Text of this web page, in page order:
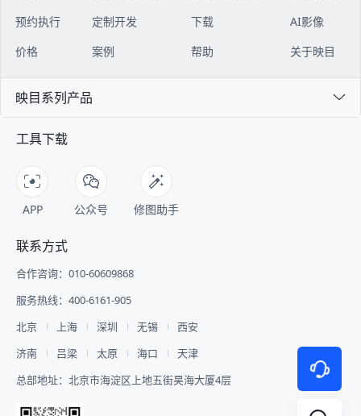
预约执行
价格
定制开发
案例
下载
帮助
AI影像
关于映目
映目系列产品
工具下载
APP 公众号 修图助手
联系方式
合作咨询：010-60609868
服务热线：400-6161-905
北京
上海 深圳 无锡
西安
济南
吕梁 太原 海口
天津
总部地址：北京市海淀区上地五街昊海大厦4层